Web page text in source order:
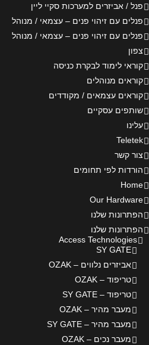
פנל / אביזרים למערכות סקיי ליין
פנלים עם זיהוי פנים – עצמאי / מנוהל
פנלים עם זיהוי פנים – עצמאי / מנוהל
צפון
קוראי לימוד לבקרת כניסה
קוראים מנוהלים
קוראים עצמאים / מקודדים
שותפים עסקיים
עלינו
Teletek
צור קשר
הורדות לפי תחומים
Home
Our Hardware
הפתרונות שלנו
הפתרונות שלנו
Access Technologies
SY GATE
אביזרים נלווים – OZAK
טריפוד – OZAK
טריפוד – SY GATE
מעבר מהיר – OZAK
מעבר מהיר – SY GATE
מעבר נכים – OZAK